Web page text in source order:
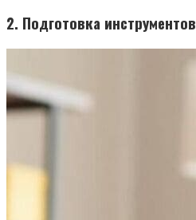
2. Подготовка инструментов